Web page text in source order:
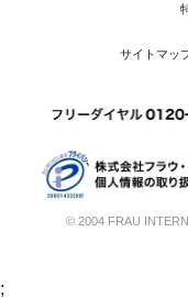
サイトマッ
© 2004 FRAU
;